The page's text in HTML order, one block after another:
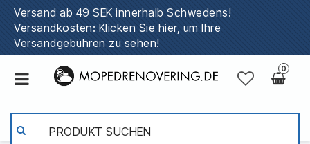
Versand ab 49 SEK innerhalb Schwedens!
Versandkosten: Klicken Sie hier, um Ihre
Versandgebühren zu sehen!
0